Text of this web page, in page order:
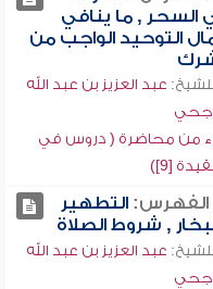
السحر , ما ينافي
التوحيد الواجب من
عبد العزيز بن عبد الله
من محاضرة ( دروس في
[9])
الفهرس:التطهير
, شروط الصلاة
عبد العزيز بن عبد الله